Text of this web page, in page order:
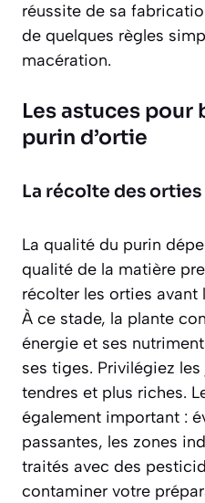
réussite de sa
de quelques règles
macération.
Les astuces pour
purin d’ortie
La récolte des orties
La qualité du purin
qualité de la matière
récolter les orties avant
À ce stade, la plante
énergie et ses
ses tiges. Privilégiez
tendres et plus riches.
également important :
passantes, les zones
traités avec des
contaminer votre